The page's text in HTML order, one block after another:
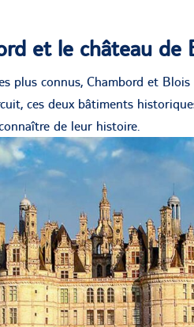
et le château de
plus connus, Chambord et
ces deux bâtiments
de leur histoire.